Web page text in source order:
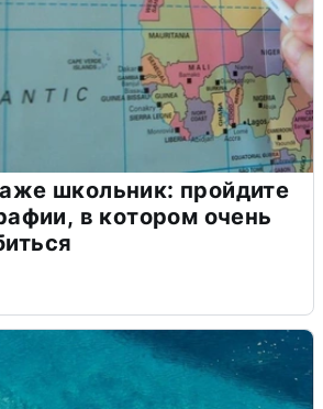
школьник: пройдите
в котором очень